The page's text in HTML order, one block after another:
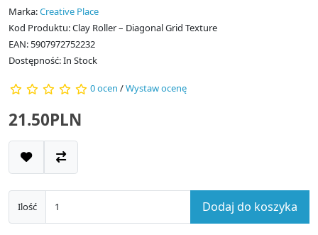
Marka:Creative Place
Kod Produktu: Clay Roller – Diagonal Grid Texture
EAN: 5907972752232
Dostępność: In Stock
0 ocen /Wystaw ocenę
21.50PLN
Ilość Dodaj do koszyka